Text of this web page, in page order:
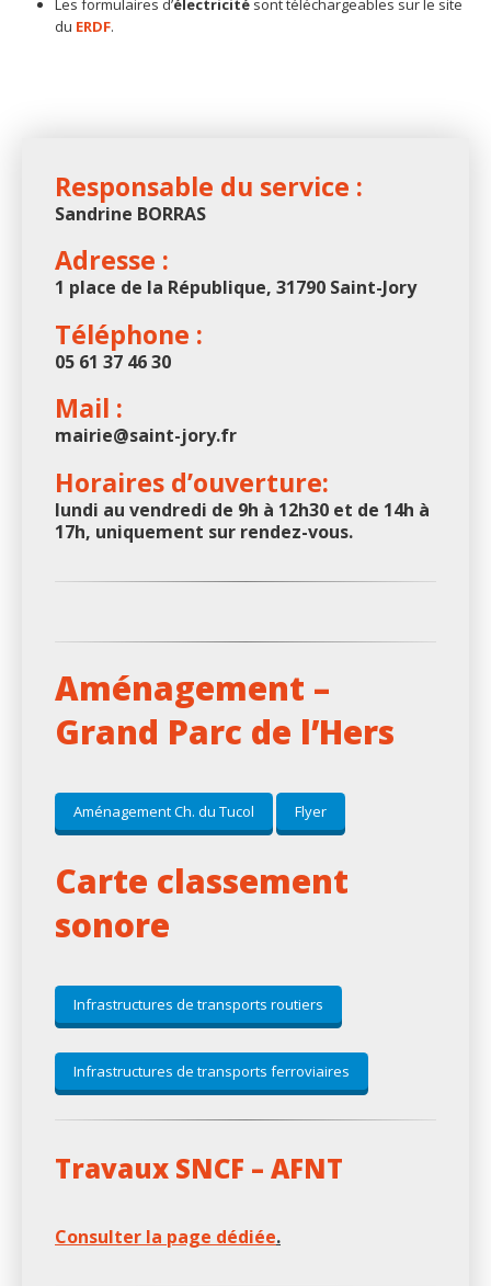
Les formulaires d’électricitésont téléchargeables sur le site
du ERDF.
Responsable du service :
Sandrine BORRAS
Adresse :
1 place de la République, 31790 Saint-Jory
Téléphone :
05 61 37 46 30
Mail :
mairie@saint-jory.fr
Horaires d’ouverture:
lundi au vendredi de 9h à 12h30 et de 14h à
17h, uniquement sur rendez-vous.
Aménagement –
Grand Parc de l’Hers
Aménagement Ch. du Tucol Flyer
Carte classement
sonore
Infrastructures de transports routiers
Infrastructures de transports ferroviaires
Travaux SNCF – AFNT
Consulter la page dédiée.